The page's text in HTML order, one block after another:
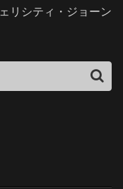
リシティ・ジョーン